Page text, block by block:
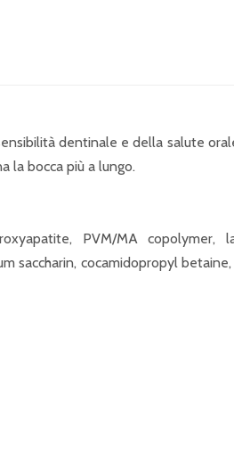
dentinale e della salute
la bocca più a lungo.
PVM/MA
saccharin, cocamidopropyl